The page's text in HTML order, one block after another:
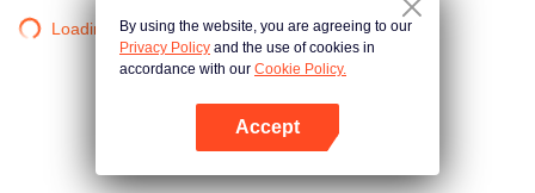
Loading…By using the website, you are agreeing to our
Privacy Policy and the use of cookies in
accordance with our Cookie Policy.
Accept